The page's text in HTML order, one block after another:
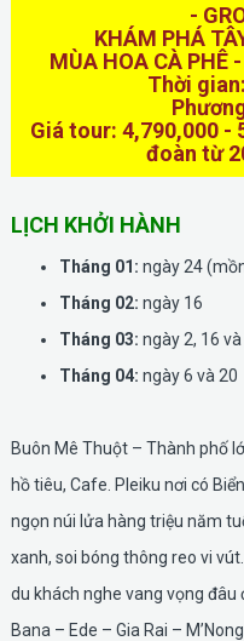
-
KHÁM PHÁ
MÙA HOA CÀ PHÊ
Thời
Giá tour: 4,790,000 -
đoàn từ
LỊCH KHỞI HÀNH
Tháng 01: ngày 24
Tháng 02: ngày 16
Tháng 03: ngày 2, 16 và
Tháng 04: ngày 6 và 20
Buôn Mê Thuột – Thành phố
hồ tiêu, Cafe. Pleiku nơi có
ngọn núi lửa hàng triệu năm
xanh, soi bóng thông reo vi
du khách nghe vang vọng đâu
Bana – Ede – Gia Rai –